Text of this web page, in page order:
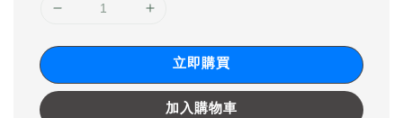
立即購買
加入購物車